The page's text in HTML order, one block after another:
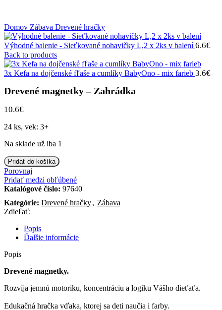
Domov Zábava Drevené hračky
Výhodné balenie - Sieťkované nohavičky L,2 x 2ks v balení6.6€
Back to products
3x Kefa na dojčenské fľaše a cumlíky BabyOno - mix farieb 3.6€
Drevené magnetky – Zahrádka
10.6€
24 ks, vek: 3+
Na sklade už iba 1
množstvo
Drevené
magnetky
-
Zahrádka
Pridať do košíka
Porovnaj
Pridať medzi obľúbené
Katalógové číslo: 97640
Kategórie: Drevené hračky, Zábava
Zdieľať:
Popis
Ďalšie informácie
Popis
Drevené magnetky.
Rozvíja jemnú motoriku, koncentráciu a logiku Vášho dieťaťa.
Edukačná hračka vďaka, ktorej sa deti naučia i farby.